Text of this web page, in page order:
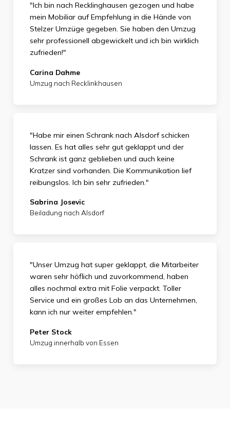
"Ich bin nach Recklinghausen gezogen und habe
mein Mobiliar auf Empfehlung in die Hände von
Stelzer Umzüge gegeben. Sie haben den Umzug
sehr professionell abgewickelt und ich bin wirklich
zufrieden!"
Carina Dahme
Umzug nach Recklinkhausen
"Habe mir einen Schrank nach Alsdorf schicken
lassen. Es hat alles sehr gut geklappt und der
Schrank ist ganz geblieben und auch keine
Kratzer sind vorhanden. Die Kommunikation lief
reibungslos. Ich bin sehr zufrieden."
Sabrina Josevic
Beiladung nach Alsdorf
"Unser Umzug hat super geklappt, die Mitarbeiter
waren sehr höflich und zuvorkommend, haben
alles nochmal extra mit Folie verpackt. Toller
Service und ein großes Lob an das Unternehmen,
kann ich nur weiter empfehlen."
Peter Stock
Umzug innerhalb von Essen